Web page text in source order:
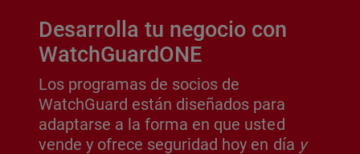
Desarrolla tu negocio con
WatchGuardONE
Los programas de socios de
WatchGuard están diseñados para
adaptarse a la forma en que usted
vende y ofrece seguridad hoy en día y